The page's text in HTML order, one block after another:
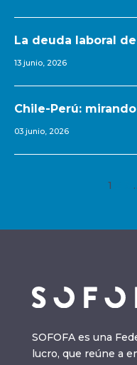
La deuda laboral
13 junio, 2026
Chile-Perú:
03 junio, 2026
1
SOFOFA es una
lucro, que reúne a